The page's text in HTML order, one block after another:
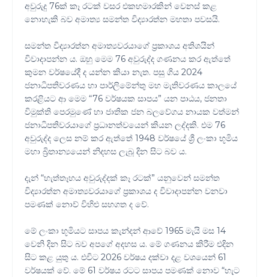
අවුරුදු 76ක් කෑ රටක් වසර එකහමාරකින් වෙනස් කළ
නොහැකි බව අමාත්‍ය සමන්ත විද්‍යාරත්න මහතා පවසයි.
සමන්ත විද්‍යාරත්න අමාත්‍යවරයාගේ ප්‍රකාශය අතිශයින්
විවාදාපන්න ය. ඔහු මෙම 76 අවුරුද්ද ගණනය කර ඇත්තේ
කුමන වර්ෂයේදී ද යන්න කියා නැත. පසු ගිය 2024
ජනාධිපතිවරණය හා පාර්ලිමේන්තු මහ මැතිවරණය කාලයේ
කරළියට ආ මෙම “76 වර්ෂයක සාපය” යන පාඨය, ජනතා
විමුක්ති පෙරමුණේ හා ජාතික ජන බලවේගය නායක වත්මන්
ජනාධිපතිවරයාගේ ප්‍රධානත්වයෙන් කියන ලද්දකි. එම 76
අවුරුද්ද ලෙස නම් කර ඇත්තේ 1948 වර්ෂයේ ශ්‍රී ලංකා භූමිය
මහා බ්‍රිතාන්‍යයෙන් නිදහස ලැබූ දින සිට බව ය.
දැන් “හැත්තෑහය අවුරුද්දක් කෑ රටක්” යනුවෙන් සමන්ත
විද්‍යාරත්න අමාත්‍යවරයාගේ ප්‍රකාශය ද විවාදාපන්න වනවා
පමණක් නොව් විහිළු සහගත ද වේ.
මේ ලංකා භූමියට සාපය කැන්දන් ආවේ 1965 මැයි මස 14
වෙනි දින සිට බව අපගේ අදහස ය. මේ ගණනය කිරීම එදින
සිට කළ යුතු ය. එවිට 2026 වර්ෂය දක්වා දළ වශයෙන් 61
වර්ෂයක් වේ. මේ 61 වර්ෂය රටට සාපය පමණක් නොව “හැට